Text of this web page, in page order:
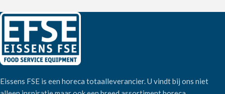
Eissens FSE is een horeca totaalleverancier. U vindt bij ons niet